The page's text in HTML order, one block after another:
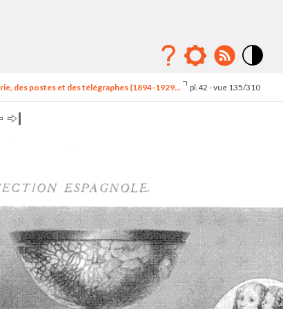
élévé
des postes et des télégraphes (1894-1929... pl.42 - vue 135/310